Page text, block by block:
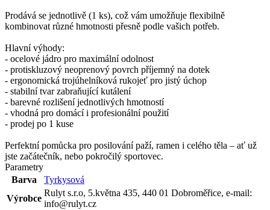
Prodává se jednotlivě (1 ks), což vám umožňuje flexibilně
kombinovat různé hmotnosti přesně podle vašich potřeb.
Hlavní výhody:
- ocelové jádro pro maximální odolnost
- protiskluzový neoprenový povrch příjemný na dotek
- ergonomická trojúhelníková rukojeť pro jistý úchop
- stabilní tvar zabraňující kutálení
- barevné rozlišení jednotlivých hmotností
- vhodná pro domácí i profesionální použití
- prodej po 1 kuse
Perfektní pomůcka pro posilování paží, ramen i celého těla – ať už
jste začátečník, nebo pokročilý sportovec.
Parametry
Barva
Tyrkysová
Výrobce
Rulyt s.r.o, 5.května 435, 440 01 Dobroměřice, e-mail:
info@rulyt.cz